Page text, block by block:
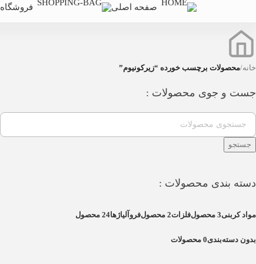
صفحه اصلی فروشگاه
خانه/محصولات برچسب خورده “زیرکونیوم”
جست و جوی محصولات :
جستجو
دسته بندی محصولات :
مواد کربنی3 محصول فلزات2 محصول فروآلیاژها24 محصول
بدون دسته‌بندی0 محصولات